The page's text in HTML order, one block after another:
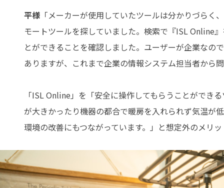
平様「メーカーが使用していたツールは分かりづらく
モートツールを探していました。検索で『ISL Online
とができることを確認しました。ユーザーが企業なの
ありますが、これまで企業の情報システム担当者から
「ISL Online」を「安全に操作してもらうことができ
が大きかったり機器の都合で暖房を入れられず気温が
環境の改善にもつながっています。」と想定外のメリ